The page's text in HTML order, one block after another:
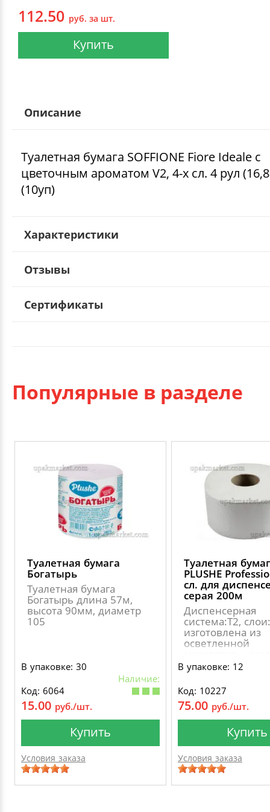
112.50 руб. за шт.
Купить
Описание
Туалетная бумага SOFFIONE Fiore Ideale с
цветочным ароматом V2, 4-х сл. 4 рул
(10уп)
Характеристики
Отзывы
Сертификаты
Популярные в разделе
Туалетная бумага
Богатырь
Туалетная бумага
Богатырь длина 57м,
высота 90мм, диаметр
105
В упаковке: 30
Наличие:
Код: 6064
15.00 руб./шт.
Купить
Условия заказа
Туалетная
PLUSHE
сл. для
серая 200м
Диспенсерная
система:Т2,
изготовлена из
осветленной
листа: 9 см
рулона: 200 м.,
втулки: 60 мм.,
рулона: 180 мм
В упаковке: 12
Код: 10227
75.00 руб./шт.
Купить
Условия заказа